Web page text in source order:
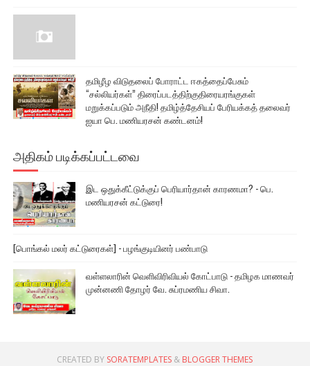
தமிழீழ விடுதலைப் போராட்ட ஈகத்தைப்பேசும்
“சல்லியர்கள்” திரைப்படத்திற்குதிரையரங்குகள்
மறுக்கப்படும் அநீதி! தமிழ்த்தேசியப் பேரியக்கத் தலைவர்
ஐயா பெ. மணியரசன் கண்டனம்!
அதிகம் படிக்கப்பட்டவை
இட ஒதுக்கீட்டுக்குப் பெரியார்தான் காரணமா? - பெ.
மணியரசன் கட்டுரை!
[பொங்கல் மலர் கட்டுரைகள்] - பழங்குடியினர் பண்பாடு
வள்ளலாரின் வெளிவிரிவியல் கோட்பாடு - தமிழக மாணவர்
முன்னணி தோழர் வே. சுப்ரமணிய சிவா.
CREATED BY SORATEMPLATES & BLOGGER THEMES